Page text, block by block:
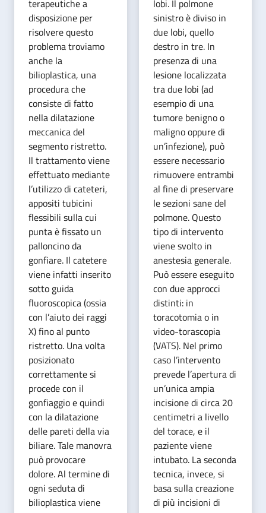
terapeutiche a
disposizione per
risolvere questo
problema troviamo
anche la
bilioplastica, una
procedura che
consiste di fatto
nella dilatazione
meccanica del
segmento ristretto.
Il trattamento viene
effettuato mediante
l’utilizzo di cateteri,
appositi tubicini
flessibili sulla cui
punta è fissato un
palloncino da
gonfiare. Il catetere
viene infatti inserito
sotto guida
fluoroscopica (ossia
con l’aiuto dei raggi
X) fino al punto
ristretto. Una volta
posizionato
correttamente si
procede con il
gonfiaggio e quindi
con la dilatazione
delle pareti della via
biliare. Tale manovra
può provocare
dolore. Al termine di
ogni seduta di
bilioplastica viene
lobi. Il polmone
sinistro è diviso in
due lobi, quello
destro in tre. In
presenza di una
lesione localizzata
tra due lobi (ad
esempio di una
tumore benigno o
maligno oppure di
un’infezione), può
essere necessario
rimuovere entrambi
al fine di preservare
le sezioni sane del
polmone. Questo
tipo di intervento
viene svolto in
anestesia generale.
Può essere eseguito
con due approcci
distinti: in
toracotomia o in
video-torascopia
(VATS). Nel primo
caso l’intervento
prevede l’apertura di
un’unica ampia
incisione di circa 20
centimetri a livello
del torace, e il
paziente viene
intubato. La seconda
tecnica, invece, si
basa sulla creazione
di più incisioni di